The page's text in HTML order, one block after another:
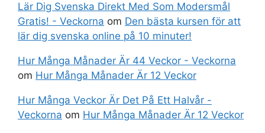
Lär Dig Svenska Direkt Med Som Modersmål
Gratis! - Veckorna om Den bästa kursen för att
lär dig svenska online på 10 minuter!
Hur Många Månader Är 44 Veckor - Veckorna
om Hur Många Månader Är 12 Veckor
Hur Många Veckor Är Det På Ett Halvår -
Veckorna om Hur Många Månader Är 12 Veckor